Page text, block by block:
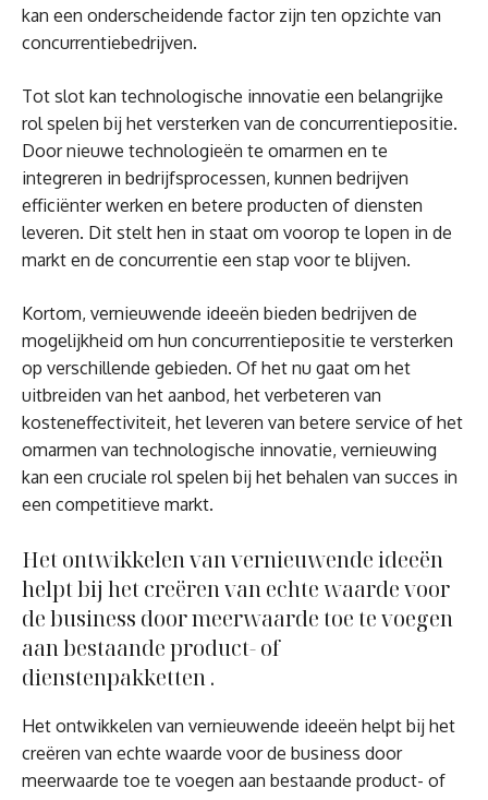
kan een onderscheidende factor zijn ten opzichte van
concurrentiebedrijven.
Tot slot kan technologische innovatie een belangrijke
rol spelen bij het versterken van de concurrentiepositie.
Door nieuwe technologieën te omarmen en te
integreren in bedrijfsprocessen, kunnen bedrijven
efficiënter werken en betere producten of diensten
leveren. Dit stelt hen in staat om voorop te lopen in de
markt en de concurrentie een stap voor te blijven.
Kortom, vernieuwende ideeën bieden bedrijven de
mogelijkheid om hun concurrentiepositie te versterken
op verschillende gebieden. Of het nu gaat om het
uitbreiden van het aanbod, het verbeteren van
kosteneffectiviteit, het leveren van betere service of het
omarmen van technologische innovatie, vernieuwing
kan een cruciale rol spelen bij het behalen van succes in
een competitieve markt.
Het ontwikkelen van vernieuwende ideeën
helpt bij het creëren van echte waarde voor
de business door meerwaarde toe te voegen
aan bestaande product- of
dienstenpakketten .
Het ontwikkelen van vernieuwende ideeën helpt bij het
creëren van echte waarde voor de business door
meerwaarde toe te voegen aan bestaande product- of